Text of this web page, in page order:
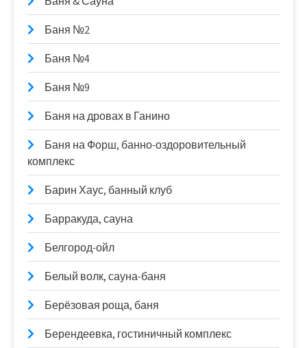
Баня №2
Баня №4
Баня №9
Баня на дровах в Ганино
Баня на Форш, банно-оздоровительный
комплекс
Барин Хаус, банный клуб
Барракуда, сауна
Белгород-ойл
Белый волк, сауна-баня
Берёзовая роща, баня
Берендеевка, гостиничный комплекс